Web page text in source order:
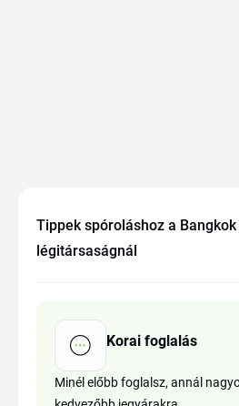
Tippek spóroláshoz a
légitársaságnál
Korai foglalás
Minél előbb foglalsz, annál